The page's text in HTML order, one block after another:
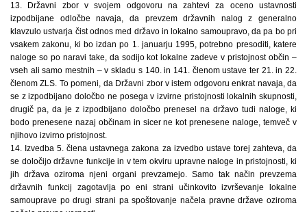
13. Državni zbor v svojem odgovoru na zahtevi za oceno ustavnosti
izpodbijane odločbe navaja, da prevzem državnih nalog z generalno
klavzulo ustvarja čist odnos med državo in lokalno samoupravo, da pa bo pri
vsakem zakonu, ki bo izdan po 1. januarju 1995, potrebno presoditi, katere
naloge so po naravi take, da sodijo kot lokalne zadeve v pristojnost občin –
vseh ali samo mestnih – v skladu s 140. in 141. členom ustave ter 21. in 22.
členom ZLS. To pomeni, da Državni zbor v istem odgovoru enkrat navaja, da
se z izpodbijano določbo ne posega v izvirne pristojnosti lokalnih skupnosti,
drugič pa, da je z izpodbijano določbo prenesel na državo tudi naloge, ki
bodo prenesene nazaj občinam in sicer ne kot prenesene naloge, temveč v
njihovo izvirno pristojnost.
14. Izvedba 5. člena ustavnega zakona za izvedbo ustave torej zahteva, da
se določijo državne funkcije in v tem okviru upravne naloge in pristojnosti, ki
jih država oziroma njeni organi prevzamejo. Samo tak način prevzema
državnih funkcij zagotavlja po eni strani učinkovito izvrševanje lokalne
samouprave po drugi strani pa spoštovanje načela pravne države oziroma